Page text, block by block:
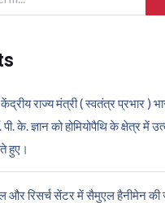
राज्य मंत्री ( स्वतंत्र प्रभार )
के. ज्ञान को होमियोपैथि के क्षेत्र में
हुए।
और रिसर्च सेंटर में सैमुएल हैनीमेन